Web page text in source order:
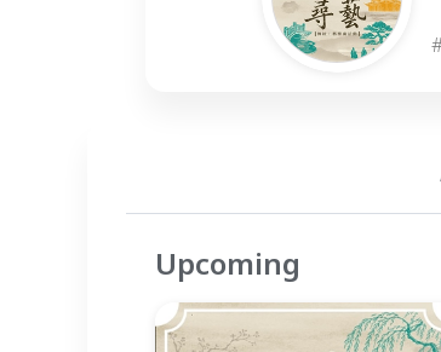
Upcoming